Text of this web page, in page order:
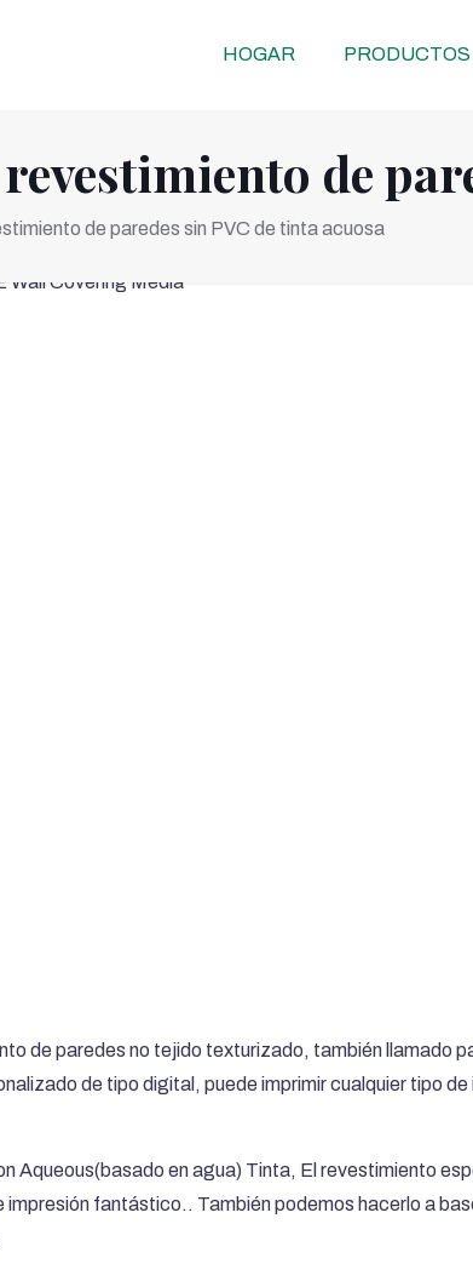
HOGAR PRODUCTOS
de
de paredes sin PVC de tinta acuosa
de paredes no tejido texturizado, también llamado
de tipo digital, puede imprimir cualquier tipo
Aqueous(basado en agua) Tinta, El revestimiento
impresión fantástico.. También podemos hacerlo a